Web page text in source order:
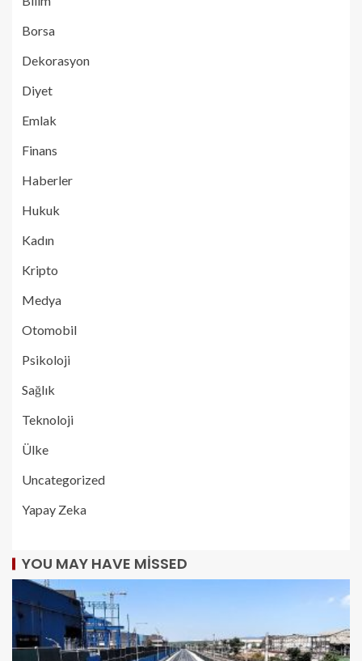
Borsa
Dekorasyon
Diyet
Emlak
Finans
Haberler
Hukuk
Kadın
Kripto
Medya
Otomobil
Psikoloji
Sağlık
Teknoloji
Ülke
Uncategorized
Yapay Zeka
YOU MAY HAVE MISSED